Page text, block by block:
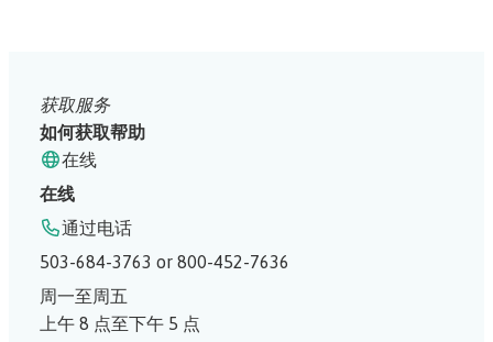
获取服务
如何获取帮助
在线
在线
通过电话
503-684-3763 or 800-452-7636
周一至周五
上午 8 点至下午 5 点